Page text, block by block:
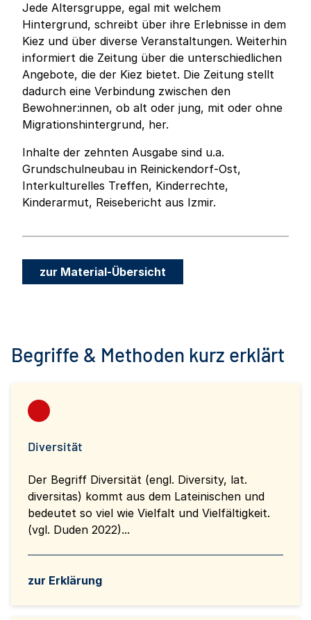
Jede Altersgruppe, egal mit welchem
Hintergrund, schreibt über ihre Erlebnisse in dem
Kiez und über diverse Veranstaltungen. Weiterhin
informiert die Zeitung über die unterschiedlichen
Angebote, die der Kiez bietet. Die Zeitung stellt
dadurch eine Verbindung zwischen den
Bewohner:innen, ob alt oder jung, mit oder ohne
Migrationshintergrund, her.
Inhalte der zehnten Ausgabe sind u.a.
Grundschulneubau in Reinickendorf-Ost,
Interkulturelles Treffen, Kinderrechte,
Kinderarmut, Reisebericht aus Izmir.
zur Material-Übersicht
Begriffe & Methoden kurz erklärt
Diversität
Der Begriff Diversität (engl. Diversity, lat.
diversitas) kommt aus dem Lateinischen und
bedeutet so viel wie Vielfalt und Vielfältigkeit.
(vgl. Duden 2022)...
zur Erklärung